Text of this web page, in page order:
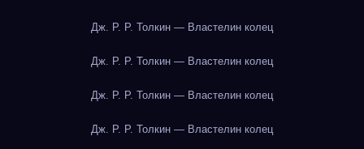
Дж. Р. Р. Толкин — Властелин колец
Дж. Р. Р. Толкин — Властелин колец
Дж. Р. Р. Толкин — Властелин колец
Дж. Р. Р. Толкин — Властелин колец